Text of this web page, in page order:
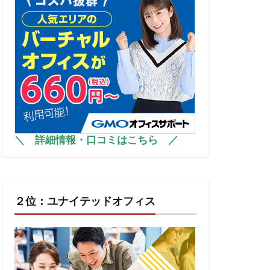
＼ 詳細情報・口コミはこちら ／
２位：ユナイテッドオフィス